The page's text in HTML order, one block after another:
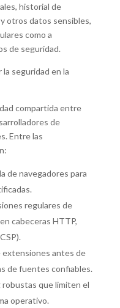
historial de
otros datos sensibles,
como a
de seguridad.
seguridad en la
compartida entre
de
Entre las
de navegadores para
regulares de
cabeceras HTTP,
extensiones antes de
de fuentes confiables.
que limiten el
operativo.